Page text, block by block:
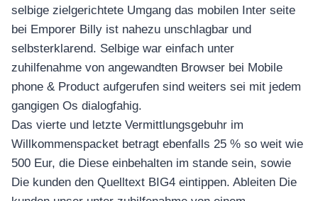
selbige zielgerichtete Umgang das mobilen Inter seite
bei Emporer Billy ist nahezu unschlagbar und
selbsterklarend. Selbige war einfach unter
zuhilfenahme von angewandten Browser bei Mobile
phone & Product aufgerufen sind weiters sei mit jedem
gangigen Os dialogfahig.
Das vierte und letzte Vermittlungsgebuhr im
Willkommenspacket betragt ebenfalls 25 % so weit wie
500 Eur, die Diese einbehalten im stande sein, sowie
Die kunden den Quelltext BIG4 eintippen. Ableiten Die